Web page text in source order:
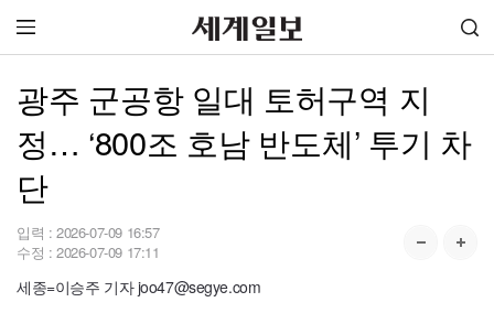
광주 군공항 일대 토허구역 지
정… ‘800조 호남 반도체’ 투기 차
단
입력 : 2026-07-09 16:57
수정 : 2026-07-09 17:11
세종=이승주 기자 joo47@segye.com